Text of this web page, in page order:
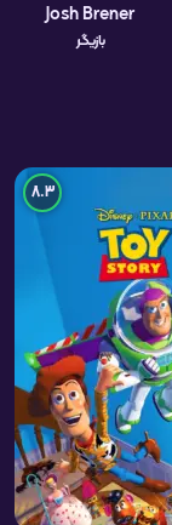
Josh Brener
بازیگر
8.3